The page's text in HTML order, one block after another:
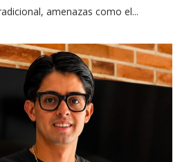
amenazas como el...